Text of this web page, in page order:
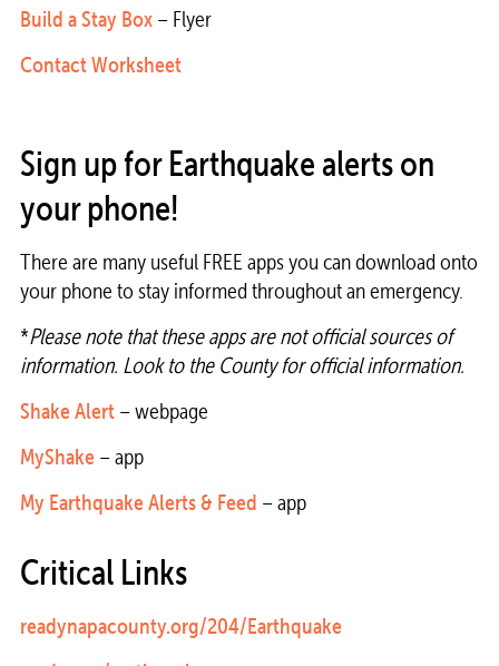
Build a Stay Box– Flyer
Contact Worksheet
Sign up for Earthquake alerts on
your phone!
There are many useful FREE apps you can download onto
your phone to stay informed throughout an emergency.
*Please note that these apps are not official sources of
information. Look to the County for official information.
Shake Alert– webpage
MyShake – app
My Earthquake Alerts & Feed – app
Critical Links
readynapacounty.org/204/Earthquake